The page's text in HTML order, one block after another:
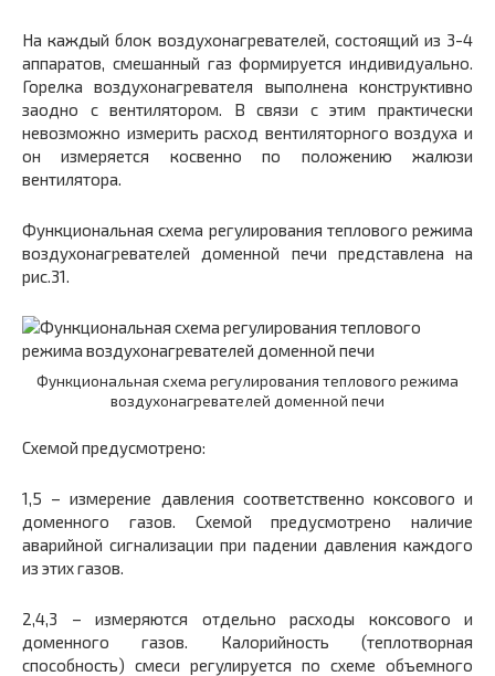
На каждый блок воздухонагревателей, состоящий из 3-4
аппаратов, смешанный газ формируется индивидуально.
Горелка воздухонагревателя выполнена конструктивно
заодно с вентилятором. В связи с этим практически
невозможно измерить расход вентиляторного воздуха и
он измеряется косвенно по положению жалюзи
вентилятора.
Функциональная схема регулирования теплового режима
воздухонагревателей доменной печи представлена на
рис.31.
Функциональная схема регулирования теплового режима
воздухонагревателей доменной печи
Схемой предусмотрено:
1,5 – измерение давления соответственно коксового и
доменного газов. Схемой предусмотрено наличие
аварийной сигнализации при падении давления каждого
из этих газов.
2,4,3 – измеряются отдельно расходы коксового и
доменного газов. Калорийность (теплотворная
способность) смеси регулируется по схеме объемного